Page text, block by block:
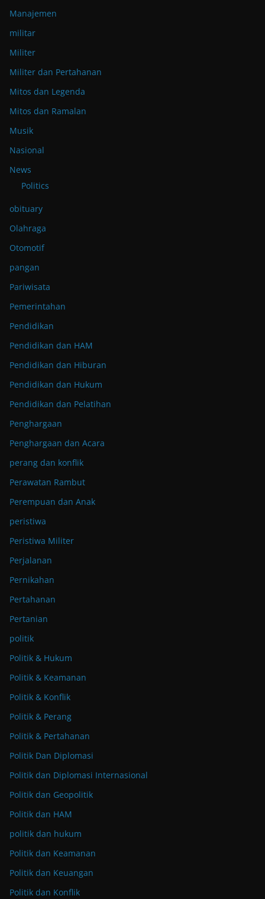
Manajemen
militar
Militer
Militer dan Pertahanan
Mitos dan Legenda
Mitos dan Ramalan
Musik
Nasional
News
Politics
obituary
Olahraga
Otomotif
pangan
Pariwisata
Pemerintahan
Pendidikan
Pendidikan dan HAM
Pendidikan dan Hiburan
Pendidikan dan Hukum
Pendidikan dan Pelatihan
Penghargaan
Penghargaan dan Acara
perang dan konflik
Perawatan Rambut
Perempuan dan Anak
peristiwa
Peristiwa Militer
Perjalanan
Pernikahan
Pertahanan
Pertanian
politik
Politik & Hukum
Politik & Keamanan
Politik & Konflik
Politik & Perang
Politik & Pertahanan
Politik Dan Diplomasi
Politik dan Diplomasi Internasional
Politik dan Geopolitik
Politik dan HAM
politik dan hukum
Politik dan Keamanan
Politik dan Keuangan
Politik dan Konflik